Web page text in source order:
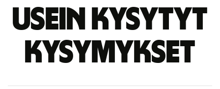
Usein kysytyt
kysymykset